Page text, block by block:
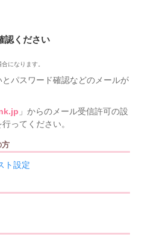
認ください
になります。
パスワード確認などのメールが
」からのメール受信許可の設
ってください。
方
ト設定